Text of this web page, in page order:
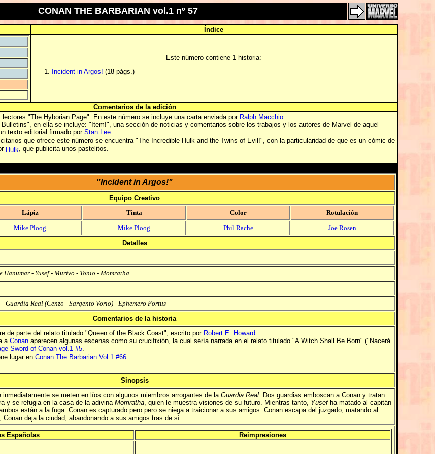
CONAN THE BARBARIAN vol.1 nº 57
Índice
Este número contiene 1 historia:
Incident in Argos! (18 págs.)
Comentarios de la edición
"The Hyborian Page". En este número se incluye una carta enviada por Ralph Macchio.
en ella se incluye: "Item!", una sección de noticias y comentarios sobre los trabajos y los autores de Marvel de aquel
texto editorial firmado porStan Lee.
que ofrece este número se encuentra "The Incredible Hulk and the Twins of Evil!", con la particularidad de que es un cómic de
Hulk, que publicita unos pastelitos.
"Incident in Argos!"
Equipo Creativo
Lápiz Tinta Color
Rotulación
Mike Ploog Mike Ploog Phil Rache
Joe Rosen
Detalles
Hanumar- Yusef- Murivo - Tonio - Momratha
- Guardia Real(Cenzo - Sargento Vorio) - Ephemero Portus
Comentarios de la historia
de parte del relato titulado "Queen of the Black Coast", escrito por Robert E. Howard.
a Conanaparecen algunas escenas como su crucifixión, la cual sería narrada en el relato titulado "A Witch Shall Be Born" ("Nacerá
Sword of Conan vol.1 #5.
lugar en Conan The Barbarian Vol.1 #66.
Sinopsis
se meten en líos con algunos miembros arrogantes de la Guardia Real. Dos guardias emboscan a Conan y tratan
y se refugia en la casa de la adivina Momratha, quien le muestra visiones de su futuro. Mientras tanto, Yusefha matado al capitán
están a la fuga. Conan es capturado pero pero se niega a traicionar a sus amigos. Conan escapa del juzgado, matando al
Conan deja la ciudad, abandonando a sus amigos tras de sí.
Españolas
Reimpresiones